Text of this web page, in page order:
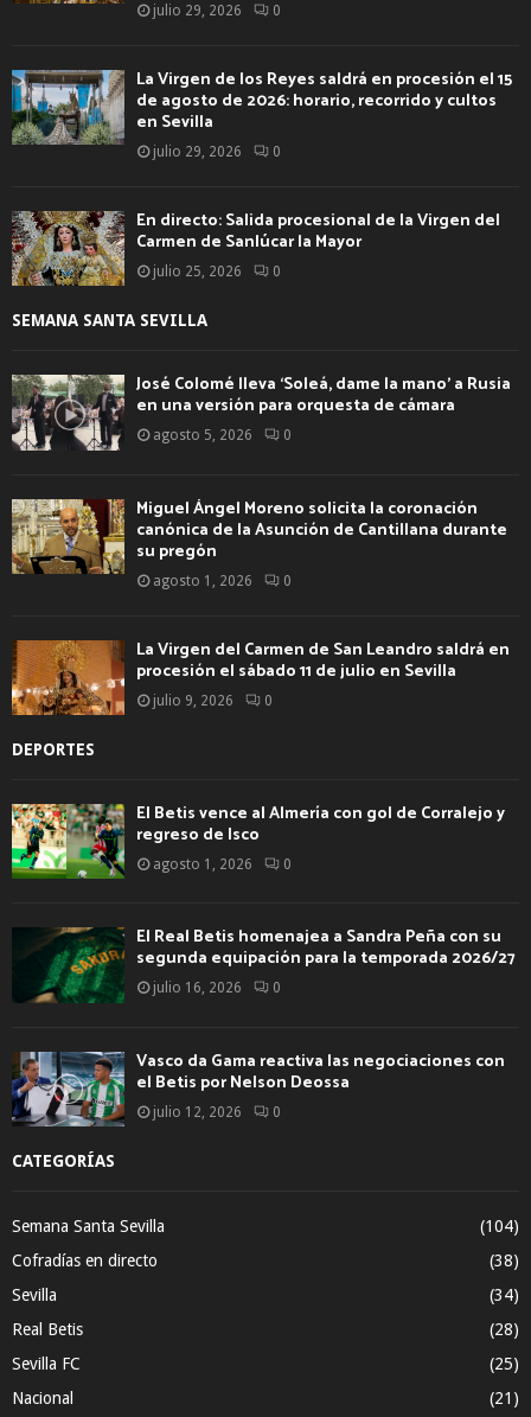
julio 29, 2026 0
La Virgen de los Reyes saldrá en procesión el 15
de agosto de 2026: horario, recorrido y cultos
en Sevilla
julio 29, 2026 0
En directo: Salida procesional de la Virgen del
Carmen de Sanlúcar la Mayor
julio 25, 2026 0
SEMANA SANTA SEVILLA
José Colomé lleva ‘Soleá, dame la mano’ a Rusia
en una versión para orquesta de cámara
agosto 5, 2026 0
Miguel Ángel Moreno solicita la coronación
canónica de la Asunción de Cantillana durante
su pregón
agosto 1, 2026 0
La Virgen del Carmen de San Leandro saldrá en
procesión el sábado 11 de julio en Sevilla
julio 9, 2026 0
DEPORTES
El Betis vence al Almería con gol de Corralejo y
regreso de Isco
agosto 1, 2026 0
El Real Betis homenajea a Sandra Peña con su
segunda equipación para la temporada 2026/27
julio 16, 2026 0
Vasco da Gama reactiva las negociaciones con
el Betis por Nelson Deossa
julio 12, 2026 0
CATEGORÍAS
Semana Santa Sevilla
(104)
Cofradías en directo
(38)
Sevilla
(34)
Real Betis
(28)
Sevilla FC
(25)
Nacional
(21)